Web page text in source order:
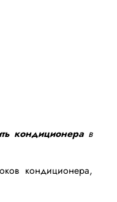
кондиционера в
кондиционера,